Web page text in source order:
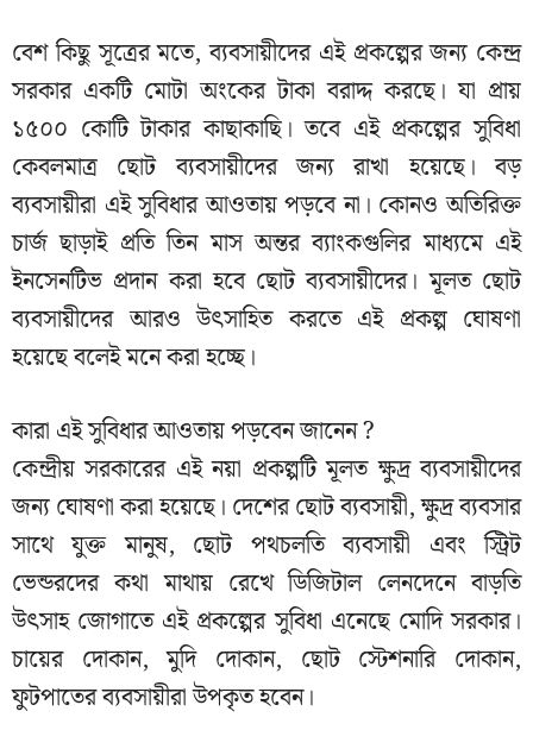
বেশ কিছু সূত্রের মতে, ব্যবসায়ীদের এই প্রকল্পের জন্য কেন্দ্র
সরকার একটি মোটা অংকের টাকা বরাদ্দ করছে। যা প্রায়
১৫০০ কোটি টাকার কাছাকাছি। তবে এই প্রকল্পের সুবিধা
কেবলমাত্র ছোট ব্যবসায়ীদের জন্য রাখা হয়েছে। বড়
ব্যবসায়ীরা এই সুবিধার আওতায় পড়বে না। কোনও অতিরিক্ত
চার্জ ছাড়াই প্রতি তিন মাস অন্তর ব্যাংকগুলির মাধ্যমে এই
ইনসেনটিভ প্রদান করা হবে ছোট ব্যবসায়ীদের। মূলত ছোট
ব্যবসায়ীদের আরও উৎসাহিত করতে এই প্রকল্প ঘোষণা
হয়েছে বলেই মনে করা হচ্ছে।
কারা এই সুবিধার আওতায় পড়বেন জানেন ?
কেন্দ্রীয় সরকারের এই নয়া প্রকল্পটি মূলত ক্ষুদ্র ব্যবসায়ীদের
জন্য ঘোষণা করা হয়েছে। দেশের ছোট ব্যবসায়ী, ক্ষুদ্র ব্যবসার
সাথে যুক্ত মানুষ, ছোট পথচলতি ব্যবসায়ী এবং স্ট্রিট
ভেন্ডরদের কথা মাথায় রেখে ডিজিটাল লেনদেনে বাড়তি
উৎসাহ জোগাতে এই প্রকল্পের সুবিধা এনেছে মোদি সরকার।
চায়ের দোকান, মুদি দোকান, ছোট স্টেশনারি দোকান,
ফুটপাতের ব্যবসায়ীরা উপকৃত হবেন।